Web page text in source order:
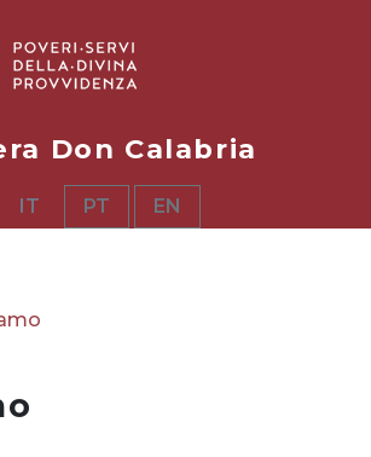
Don Calabria
IT PT EN